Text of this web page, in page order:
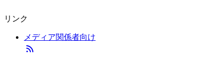
リンク
メディア関係者向け